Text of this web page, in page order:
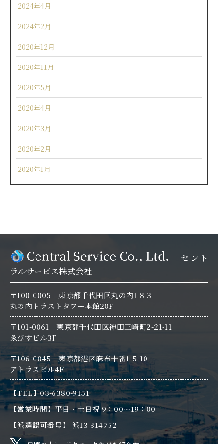
2024年4月
2024年2月
2020年12月
2020年11月
2020年5月
2020年4月
2020年3月
2020年2月
2020年1月
セント
ラルサービス株式会社
〒100-0005 東京都千代田区丸の内1-8-3
丸の内トラストタワー本館20F
〒101-0061 東京都千代田区神田三崎町2-21-11
ゑびすビル3F
〒106-0045 東京都港区麻布十番1-5-10
アトラスビル4F
【TEL】03-6380-9151
【営業時間】平日・土日祝 9：00～19：00
【派遣認可番号】 派13-314752